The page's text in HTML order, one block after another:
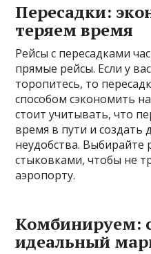
Пересадки:
теряем время
Рейсы с пересадками
прямые рейсы. Если у
торопитесь, то
способом сэкономить
стоит учитывать, что
время в пути и создать
неудобства. Выбирайте
стыковками, чтобы не
аэропорту.
Комбинируем:
идеальный